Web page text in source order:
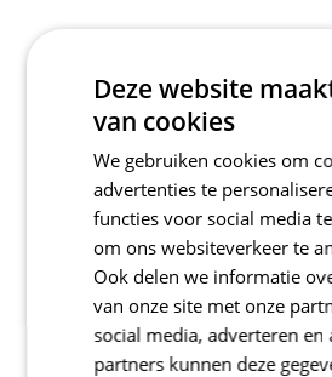
Deze website
van cookies
We gebruiken cookies om
advertenties te
functies voor social media
om ons websiteverkeer te
Ook delen we informatie
van onze site met onze
social media, adverteren en
partners kunnen deze